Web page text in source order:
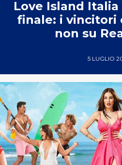
Love Island
finale: i vincitori
non su
5 LUGLIO